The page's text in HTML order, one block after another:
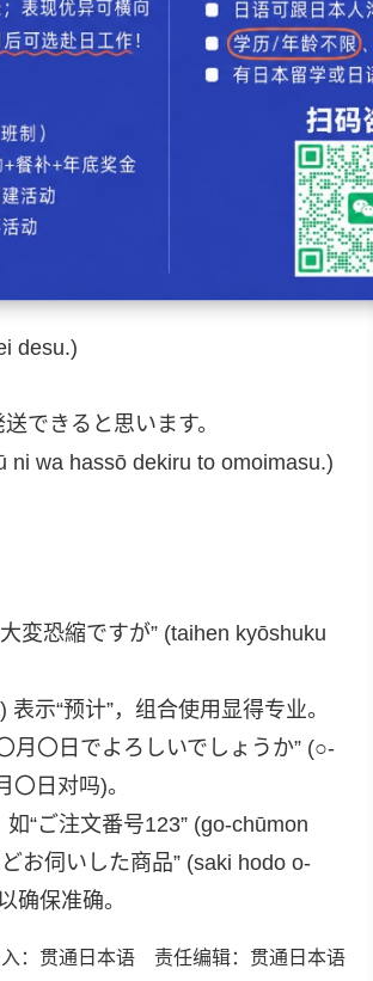
3月25日でよろしいでしょうか？
hassō wa sangatsu nijūgo-nichi
对吗？)
desu.)
できると思います。
ni wa hassō dekiru to omoimasu.)
変恐縮ですが” (taihen kyōshuku
表示“预计”，组合使用显得专业。
月〇日でよろしいでしょうか” (○-
日对吗)。
“ご注文番号123” (go-chūmon
お伺いした商品” (saki hodo o-
确保准确。
：贯通日本语 责任编辑：贯通日本语